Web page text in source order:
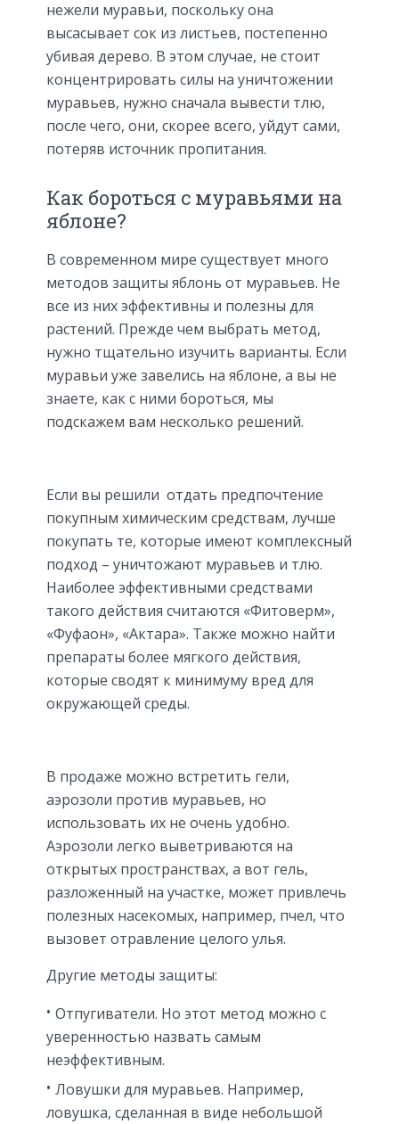
нежели муравьи, поскольку она
высасывает сок из листьев, постепенно
убивая дерево. В этом случае, не стоит
концентрировать силы на уничтожении
муравьев, нужно сначала вывести тлю,
после чего, они, скорее всего, уйдут сами,
потеряв источник пропитания.
Как бороться с муравьями на
яблоне?
В современном мире существует много
методов защиты яблонь от муравьев. Не
все из них эффективны и полезны для
растений. Прежде чем выбрать метод,
нужно тщательно изучить варианты. Если
муравьи уже завелись на яблоне, а вы не
знаете, как с ними бороться, мы
подскажем вам несколько решений.
Если вы решили отдать предпочтение
покупным химическим средствам, лучше
покупать те, которые имеют комплексный
подход – уничтожают муравьев и тлю.
Наиболее эффективными средствами
такого действия считаются «Фитоверм»,
«Фуфаон», «Актара». Также можно найти
препараты более мягкого действия,
которые сводят к минимуму вред для
окружающей среды.
В продаже можно встретить гели,
аэрозоли против муравьев, но
использовать их не очень удобно.
Аэрозоли легко выветриваются на
открытых пространствах, а вот гель,
разложенный на участке, может привлечь
полезных насекомых, например, пчел, что
вызовет отравление целого улья.
Другие методы защиты:
Отпугиватели. Но этот метод можно с
уверенностью назвать самым
неэффективным.
Ловушки для муравьев. Например,
ловушка, сделанная в виде небольшой